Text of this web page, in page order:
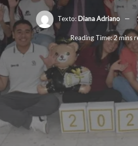
Texto: Diana Adriano
Reading Time: 2 mins